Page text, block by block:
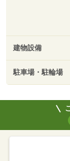
建物設備
駐車場・駐輪場